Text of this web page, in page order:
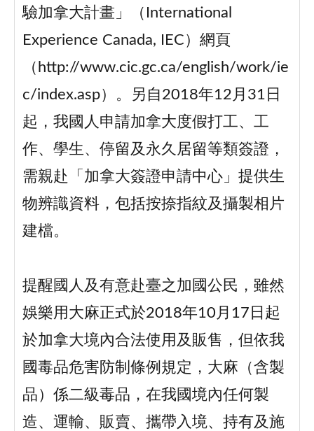
驗加拿大計畫」（International
Experience Canada, IEC）網頁
（http://www.cic.gc.ca/english/work/ie
c/index.asp）。另自2018年12月31日
起，我國人申請加拿大度假打工、工
作、學生、停留及永久居留等類簽證，
需親赴「加拿大簽證申請中心」提供生
物辨識資料，包括按捺指紋及攝製相片
建檔。
提醒國人及有意赴臺之加國公民，雖然
娛樂用大麻正式於2018年10月17日起
於加拿大境內合法使用及販售，但依我
國毒品危害防制條例規定，大麻（含製
品）係二級毒品，在我國境內任何製
造、運輸、販賣、攜帶入境、持有及施